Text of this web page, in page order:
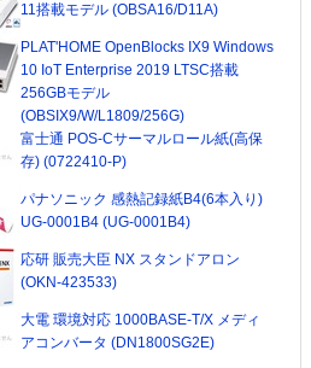
11搭載モデル (OBSA16/D11A)
PLAT'HOME OpenBlocks IX9 Windows
10 IoT Enterprise 2019 LTSC搭載
256GBモデル
(OBSIX9/W/L1809/256G)
富士通 POS-Cサーマルロール紙(高保
存) (0722410-P)
パナソニック 感熱記録紙B4(6本入り)
UG-0001B4 (UG-0001B4)
応研 販売大臣 NX スタンドアロン
(OKN-423533)
大電 環境対応 1000BASE-T/X メディ
アコンバータ (DN1800SG2E)